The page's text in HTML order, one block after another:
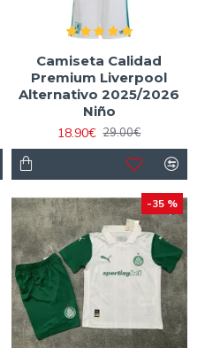
Camiseta Calidad
Premium Liverpool
Alternativo 2025/2026
Niño
18.90€ 29.00€
-35 %